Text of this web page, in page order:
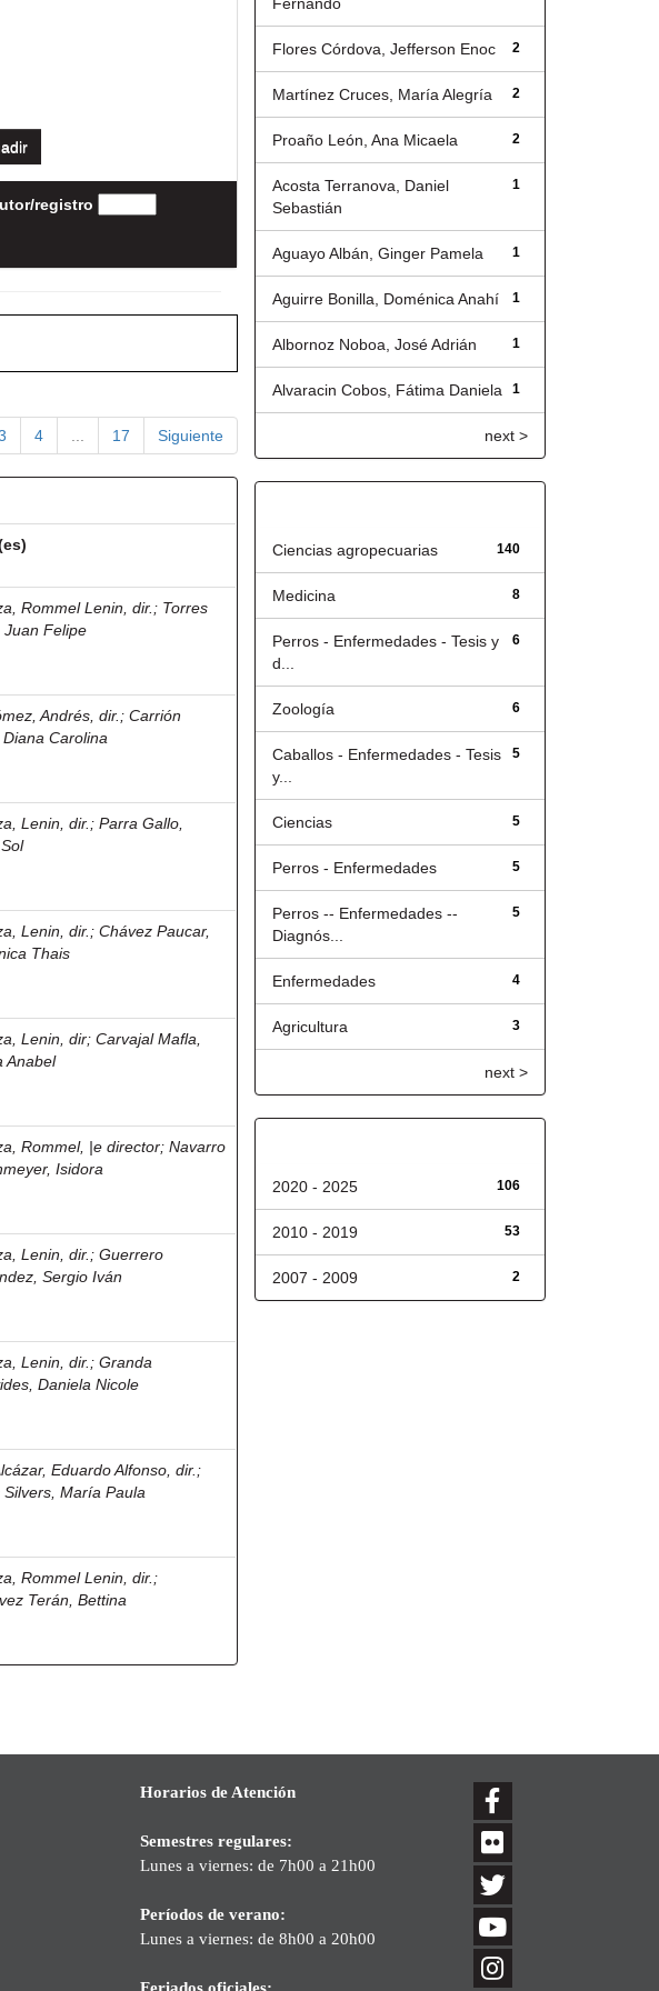
registro
4 17 Siguiente
Rommel Lenin, dir. ; Torres
Juan Felipe
Andrés, dir. ;Carrión
Carolina
Lenin, dir. ;Parra Gallo,
Lenin, dir. ;Chávez Paucar,
Thais
Lenin, dir;Carvajal Mafla,
Anabel
Rommel, |e director;Navarro
Isidora
Lenin, dir. ;Guerrero
Sergio Iván
Lenin, dir. ;Granda
Daniela Nicole
Eduardo Alfonso, dir. ;
Silvers, María Paula
Rommel Lenin, dir. ;
Terán, Bettina
2
Flores Córdova, Jefferson Enoc
2
Martínez Cruces, María Alegría
2
Proaño León, Ana Micaela
1
Acosta Terranova, Daniel
Sebastián
1
Aguayo Albán, Ginger Pamela
1
Aguirre Bonilla, Doménica Anahí
1
Albornoz Noboa, José Adrián
1
Alvaracin Cobos, Fátima Daniela
next >
140
Ciencias agropecuarias
8
Medicina
6
Perros - Enfermedades - Tesis y
d...
6
Zoología
5
Caballos - Enfermedades - Tesis
y...
5
Ciencias
5
Perros - Enfermedades
5
Perros -- Enfermedades --
Diagnós...
4
Enfermedades
3
Agricultura
next >
106
2020 - 2025
53
2010 - 2019
2
2007 - 2009
Horarios de Atención
Semestres regulares:
Lunes a viernes: de 7h00 a 21h00
Períodos de verano:
Lunes a viernes: de 8h00 a 20h00
Feriados oficiales: